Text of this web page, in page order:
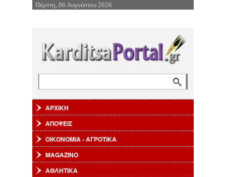
Επιστροφή στην Πλοήγηση
Πέμπτη, 06 Αυγούστου 2026
ΑΡΧΙΚΗ
ΑΠΟΨΕΙΣ
ΟΙΚΟΝΟΜΙΑ - ΑΓΡΟΤΙΚΑ
MAGAZINO
ΑΘΛΗΤΙΚΑ